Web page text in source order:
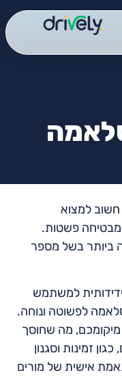
למצוא
פשטות.
ביותר בשל מספר
למשתמש
לפשוטה ונוחה.
מיקומכם, מה שחוסך
זמינות וסגנון
אישית של מורים